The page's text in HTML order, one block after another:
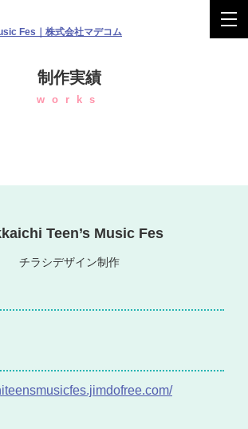
制作実績
works
Teen’s Music Fes
チラシデザイン制作